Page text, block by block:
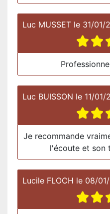
Luc MUSSET le 31/01/
Luc BUISSON le 11/01/
Je recommande
l'écoute et son
Lucile FLOCH le 08/